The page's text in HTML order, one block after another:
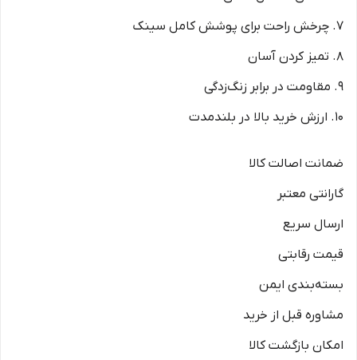
7. چرخش راحت برای پوشش کامل سینک
8. تمیز کردن آسان
9. مقاومت در برابر زنگ‌زدگی
10. ارزش خرید بالا در بلندمدت
ضمانت اصالت کالا
گارانتی معتبر
ارسال سریع
قیمت رقابتی
بسته‌بندی ایمن
مشاوره قبل از خرید
امکان بازگشت کالا